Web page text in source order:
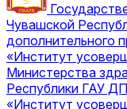
Чувашской
дополнительного
«Институт
Министерства
Республики ГАУ
«Институт